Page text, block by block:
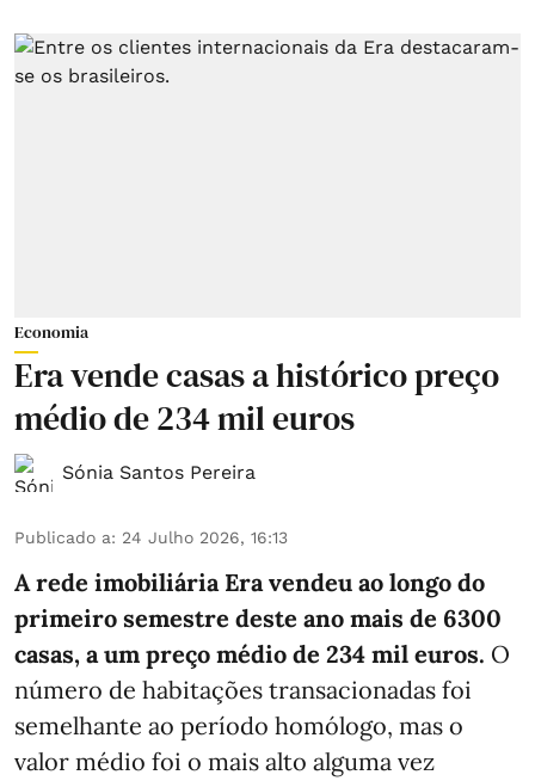
Economia
Era vende casas a histórico preço
médio de 234 mil euros
Sónia Santos Pereira
Publicado a: 24 Julho 2026, 16:13
A rede imobiliária Era vendeu ao longo do
primeiro semestre deste ano mais de 6300
casas, a um preço médio de 234 mil euros. O
número de habitações transacionadas foi
semelhante ao período homólogo, mas o
valor médio foi o mais alto alguma vez